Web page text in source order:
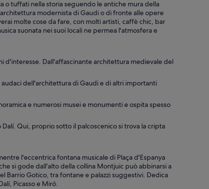
storici e una fontana centrale.
o tuffati nella storia seguendo le antiche mura della
modernista di Gaudi o di fronte alle opere
molte cose da fare, con molti artisti, caffè chic, bar
suonata nei suoi locali ne permea l'atmosfera e
d'interesse. Dall'affascinante architettura medievale del
dell'architettura di Gaudi e di altri importanti
e numerosi musei e monumenti e ospita spesso
Qui, proprio sotto il palcoscenico si trova la cripta
l'eccentrica fontana musicale di Plaça d'Espanya
si gode dall'alto della collina Montjuic può abbinarsi a
Barrio Gotico, tra fontane e palazzi suggestivi. Dedica
Picasso e Miró.